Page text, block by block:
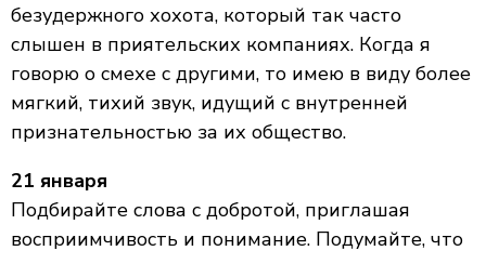
безудержного хохота, который так часто
слышен в приятельских компаниях. Когда я
говорю о смехе с другими, то имею в виду более
мягкий, тихий звук, идущий с внутренней
признательностью за их общество.
21 января
Подбирайте слова с добротой, приглашая
восприимчивость и понимание. Подумайте, что